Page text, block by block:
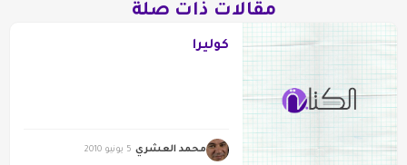
مقالات ذات صلة
كوليرا
محمد العشري 5 يونيو 2010